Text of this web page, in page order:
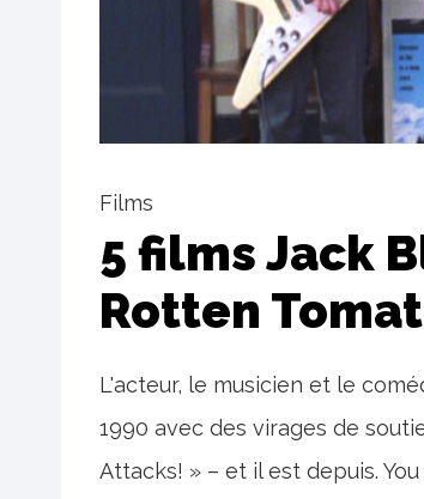
Films
5 films Jack
Rotten
L'acteur, le musicien et le
1990 avec des virages de
Attacks! » – et il est depuis.